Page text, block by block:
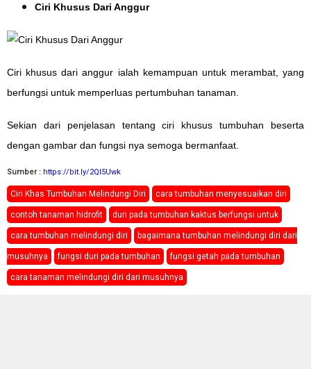
Ciri Khusus Dari Anggur
Ciri khusus dari anggur ialah kemampuan untuk merambat, yang
berfungsi untuk memperluas pertumbuhan tanaman.
Sekian dari penjelasan tentang ciri khusus tumbuhan beserta
dengan gambar dan fungsi nya semoga bermanfaat.
Sumber : https://bit.ly/2Ql5Uwk
Ciri Khas Tumbuhan Melindungi Diri cara tumbuhan menyesuaikan diri
contoh tanaman hidrofit duri pada tumbuhan kaktus berfungsi untuk
cara tumbuhan melindungi diri bagaimana tumbuhan melindungi diri dari
musuhnya fungsi duri pada tumbuhan fungsi getah pada tumbuhan
cara tanaman melindungi diri dari musuhnya